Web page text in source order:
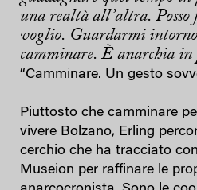
una realtà all’altra.
voglio. Guardarmi
camminare. È anarchia in
“Camminare. Un gesto
Piuttosto che camminare
vivere Bolzano, Erling
cerchio che ha tracciato
Museion per raffinare le